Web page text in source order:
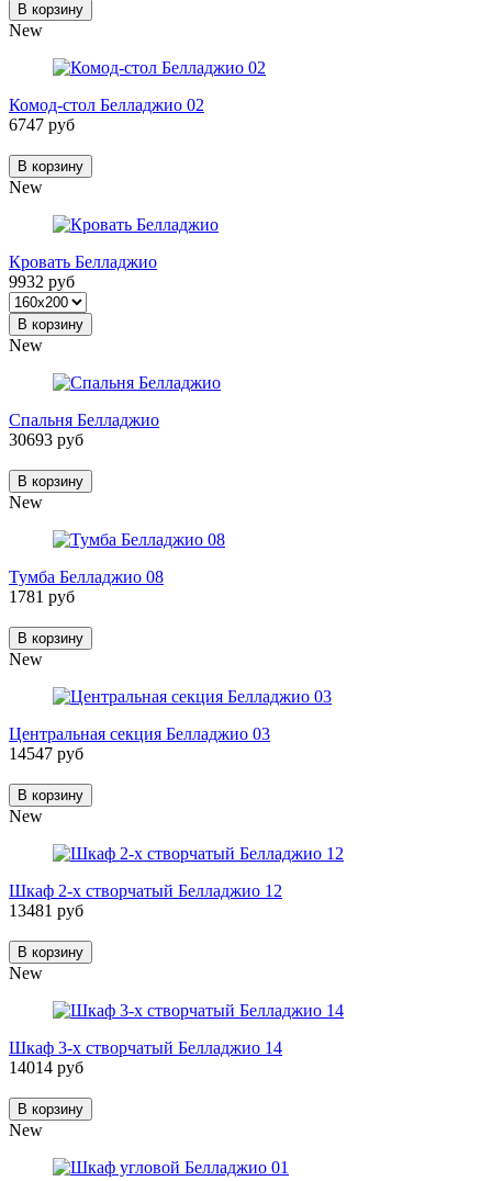
В корзину
New
Комод-стол Белладжио 02
6747 руб
В корзину
New
Кровать Белладжио
9932 руб
В корзину
New
Спальня Белладжио
30693 руб
В корзину
New
Тумба Белладжио 08
1781 руб
В корзину
New
Центральная секция Белладжио 03
14547 руб
В корзину
New
Шкаф 2-х створчатый Белладжио 12
13481 руб
В корзину
New
Шкаф 3-х створчатый Белладжио 14
14014 руб
В корзину
New